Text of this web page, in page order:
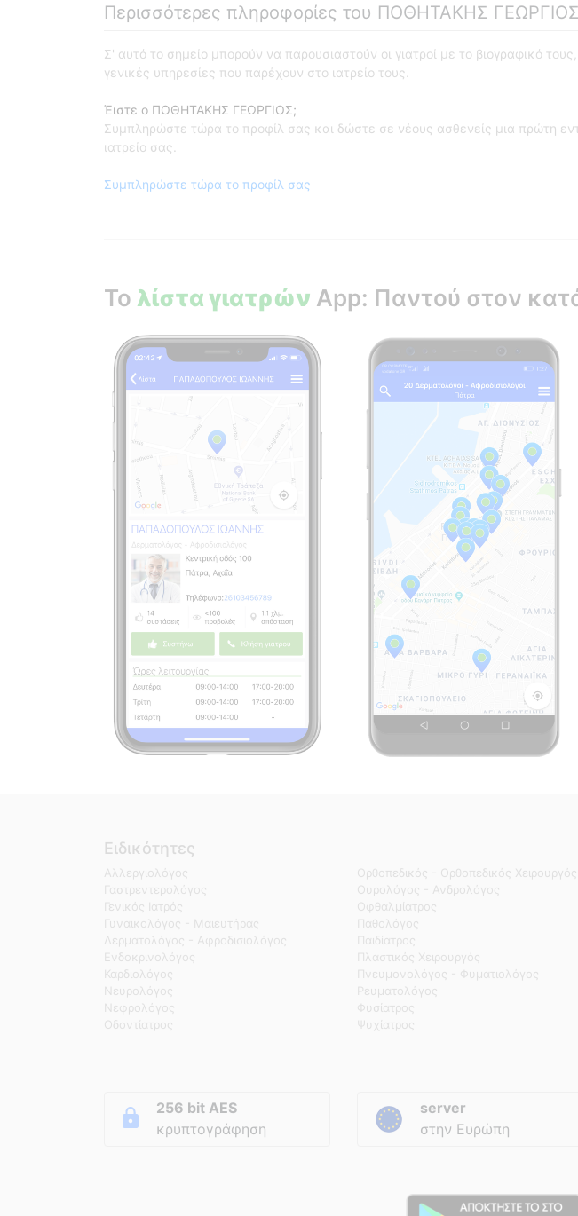
Περισσότερες πληροφορίες του ΠΟΘΗΤΑΚΗΣ ΓΕΩΡΓΙΟΣ
Σ' αυτό το σημείο μπορούν να παρουσιαστούν οι γιατροί με το βιογραφικό τους,
γενικές υπηρεσίες που παρέχουν στο ιατρείο τους.
Έιστε ο ΠΟΘΗΤΑΚΗΣ ΓΕΩΡΓΙΟΣ;
Συμπληρώστε τώρα το προφίλ σας και δώστε σε νέους ασθενείς μια πρώτη
ιατρείο σας.
Συμπληρώστε τώρα το προφίλ σας
Το λίστα γιατρών App: Παντού στον
Ειδικότητες
Αλλεργιολόγος
Γαστρεντερολόγος
Γενικός Ιατρός
Γυναικολόγος - Μαιευτήρας
Δερματολόγος - Αφροδισιολόγος
Ενδοκρινολόγος
Καρδιολόγος
Νευρολόγος
Νεφρολόγος
Οδοντίατρος
Ορθοπεδικός - Ορθοπεδικός Χειρουργός
Ουρολόγος - Ανδρολόγος
Οφθαλμίατρος
Παθολόγος
Παιδίατρος
Πλαστικός Χειρουργός
Πνευμονολόγος - Φυματιολόγος
Ρευματολόγος
Φυσίατρος
Ψυχίατρος
256 bit AES
κρυπτογράφηση
server
στην Ευρώπη